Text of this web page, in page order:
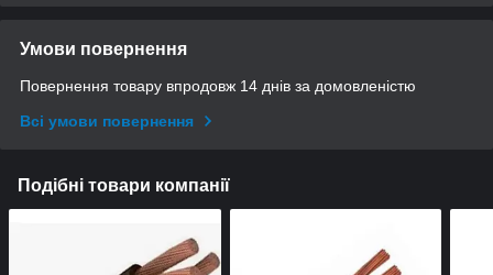
Умови повернення
Повернення товару впродовж 14 днів за домовленістю
Всі умови повернення
Подібні товари компанії